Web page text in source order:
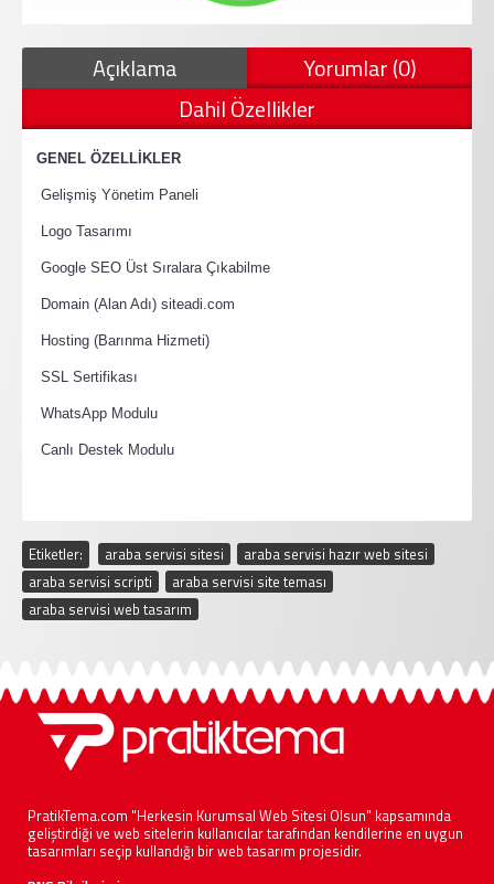
Açıklama
Yorumlar (0)
Dahil Özellikler
GENEL ÖZELLİKLER
Gelişmiş Yönetim Paneli
Logo Tasarımı
Google SEO Üst Sıralara Çıkabilme
Domain (Alan Adı) siteadi.com
Hosting (Barınma Hizmeti)
SSL Sertifikası
WhatsApp Modulu
Canlı Destek Modulu
Etiketler: araba servisi sitesi araba servisi hazır web sitesi
araba servisi scripti
araba servisi site teması
araba servisi web tasarım
PratikTema.com "Herkesin Kurumsal Web Sitesi Olsun" kapsamında
geliştirdiği ve web sitelerin kullanıcılar tarafından kendilerine en uygun
tasarımları seçip kullandığı bir web tasarım projesidir.